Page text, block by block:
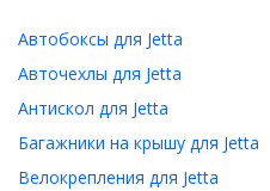
Автобоксы для Jetta
Авточехлы для Jetta
Антискол для Jetta
Багажники на крышу для Jetta
Велокрепления для Jetta